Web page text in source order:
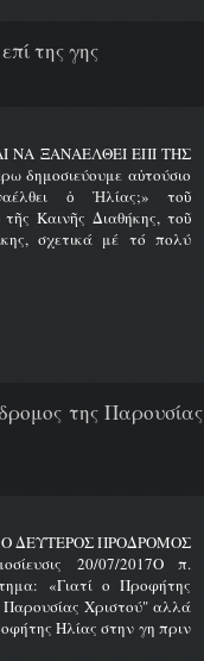
της γης
ΝΑ ΞΑΝΑΕΛΘΕΙ ΕΠΙ ΤΗΣ
δημοσιεύουμε αὐτούσιο
ὁ Ἠλίας;» τοῦ
Καινῆς Διαθήκης, τοῦ
σχετικά μέ τό πολύ
της Παρουσίας
ΔΕΥΤΕΡΟΣ ΠΡΟΔΡΟΜΟΣ
20/07/2017Ο π.
«Γιατί ο Προφήτης
Παρουσίας Χριστού" αλλά
Ηλίας στην γη πριν